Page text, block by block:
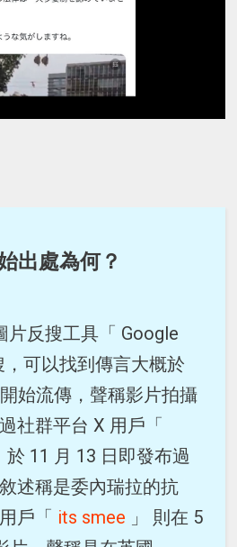
出處為何？
片反搜工具「 Google
，可以找到傳言大概於
始流傳，聲稱影片拍攝
社群平台 X 用戶「
於 11 月 13 日即發布過
述稱是委內瑞拉的抗
戶「 its smee 」 則在 5